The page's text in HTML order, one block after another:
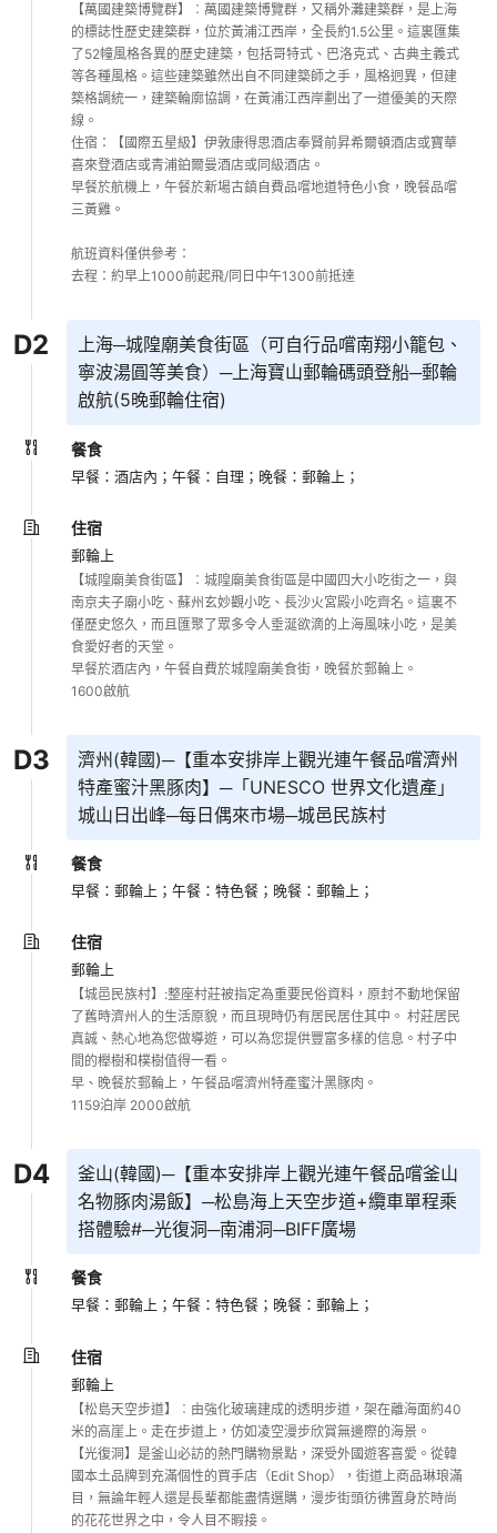
【萬國建築博覽群】︰萬國建築博覽群，又稱外灘建築群，是上海
的標誌性歷史建築群，位於黃浦江西岸，全長約1.5公里。這裏匯集
了52幢風格各異的歷史建築，包括哥特式、巴洛克式、古典主義式
等各種風格。這些建築雖然出自不同建築師之手，風格迥異，但建
築格調統一，建築輪廓協調，在黃浦江西岸劃出了一道優美的天際
線。
住宿：【國際五星級】伊敦康得思酒店奉賢前昇希爾頓酒店或寶華
喜來登酒店或青浦鉑爾曼酒店或同級酒店。
早餐於航機上，午餐於新場古鎮自費品嚐地道特色小食，晚餐品嚐
三黃雞。
航班資料僅供參考：
D2
上海─城隍廟美食街區（可自行品嚐南翔小籠包、
寧波湯圓等美食）─上海寶山郵輪碼頭登船─郵輪
啟航(5晚郵輪住宿)
餐食
早餐：酒店內；午餐：自理； 晚餐：郵輪上；
住宿
郵輪上
【城隍廟美食街區】︰城隍廟美食街區是中國四大小吃街之一，與
南京夫子廟小吃、蘇州玄妙觀小吃、長沙火宮殿小吃齊名。這裏不
僅歷史悠久，而且匯聚了眾多令人垂涎欲滴的上海風味小吃，是美
食愛好者的天堂。
早餐於酒店內，午餐自費於城隍廟美食街，晚餐於郵輪上。
1600啟航
D3
濟州(韓國)─【重本安排岸上觀光連午餐品嚐濟州
特產蜜汁黑豚肉】─「UNESCO 世界文化遺產」
城山日出峰─每日偶來市場─城邑民族村
餐食
早餐：郵輪上；午餐：特色餐； 晚餐：郵輪上；
住宿
郵輪上
【城邑民族村】:整座村莊被指定為重要民俗資料，原封不動地保留
了舊時濟州人的生活原貌，而且現時仍有居民居住其中。 村莊居民
真誠、熱心地為您做導遊，可以為您提供豐富多樣的信息。村子中
間的櫸樹和樸樹值得一看。
早、晚餐於郵輪上，午餐品嚐濟州特產蜜汁黑豚肉。
1159泊岸 2000啟航
D4
釜山(韓國)─【重本安排岸上觀光連午餐品嚐釜山
名物豚肉湯飯】─松島海上天空步道+纜車單程乘
搭體驗#─光復洞─南浦洞─BIFF廣場
餐食
早餐：郵輪上；午餐：特色餐； 晚餐：郵輪上；
住宿
郵輪上
【松島天空步道】︰由強化玻璃建成的透明步道，架在離海面約40
米的高崖上。走在步道上，仿如凌空漫步欣賞無邊際的海景。
【光復洞】是釜山必訪的熱門購物景點，深受外國遊客喜愛。從韓
國本土品牌到充滿個性的買手店（Edit Shop），街道上商品琳琅滿
目，無論年輕人還是長輩都能盡情選購，漫步街頭彷彿置身於時尚
的花花世界之中，令人目不暇接。